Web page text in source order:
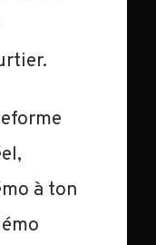
à ton